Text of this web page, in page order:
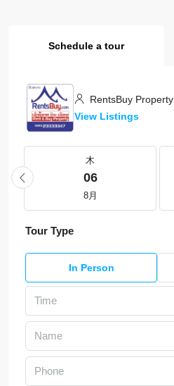
Schedule a tour
RentsBuy Property
View Listings
木
06
8月
Tour Type
In Person
Time